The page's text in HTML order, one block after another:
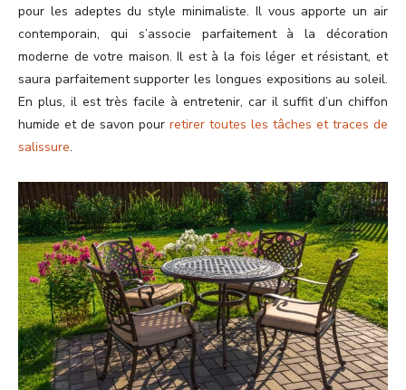
pour les adeptes du style minimaliste. Il vous apporte un air
contemporain, qui s’associe parfaitement à la décoration
moderne de votre maison. Il est à la fois léger et résistant, et
saura parfaitement supporter les longues expositions au soleil.
En plus, il est très facile à entretenir, car il suffit d’un chiffon
humide et de savon pour retirer toutes les tâches et traces de
salissure.